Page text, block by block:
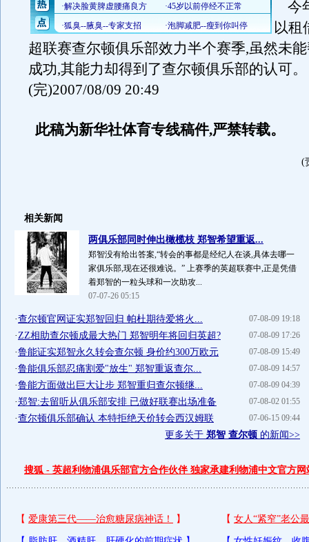
今
以租
超联赛查尔顿俱乐部效力半个赛季,虽然未
成功,其能力却得到了查尔顿俱乐部的认可。
(完)2007/08/09 20:49
此稿为新华社体育专线稿件,严禁转载。
(
相关新闻
两俱乐部同时伸出橄榄枝 郑智希望重返...
郑智没有给出答案,“转会的事都是经纪人在谈,具体去哪一
家俱乐部,现在还很难说。” 上赛季的英超联赛中,正是凭借
着郑智的一粒头球和一次助攻...
07-07-26 05:15
07-08-09 19:18
·查尔顿官网证实郑智回归 帕杜期待爱将火...
07-08-09 17:26
·ZZ相助查尔顿成最大热门 郑智明年将回归英超?
07-08-09 15:49
·鲁能证实郑智永久转会查尔顿 身价约300万欧元
07-08-09 14:57
·鲁能俱乐部忍痛割爱"放生" 郑智重返查尔...
07-08-09 04:39
·鲁能方面做出巨大让步 郑智重归查尔顿继...
07-08-02 01:55
·郑智:去留听从俱乐部安排 已做好联赛出场准备
07-06-15 09:44
·查尔顿俱乐部确认 本特拒绝天价转会西汉姆联
更多关于 郑智 查尔顿 的新闻>>
搜狐 - 英超利物浦俱乐部官方合作伙伴 独家承建利物浦中文官方网